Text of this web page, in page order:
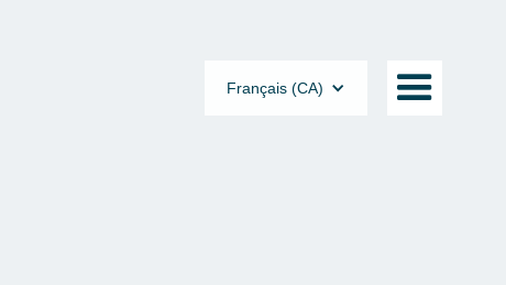
Français (CA)